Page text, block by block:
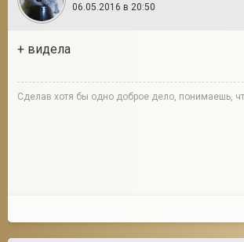
06.05.2016 в 20:50
+ видела
Сделав хотя бы одно доброе дело, понимаешь,